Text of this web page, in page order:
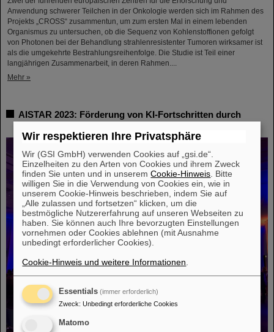
Anwendung schwerer Teilchen in der Onkologie werden sich im Rahmen des
Projekts „CROSS“ zusammentun, um zum ersten Mal in einem lebenden
Organismus zu untersuchen, ob die Sequenz von Kohlenstoffionen gefolgt
von Photonen bei der Behandlung strahlenresistenter Tumoren wirksamer ist
als die umgekehrte Bestrahlungsreihenfolge. Die Studie ist Teil einer
langjährigen Zusammenarbeit, in deren Rahmen....
Mehr »
AISTAR 2023: Förderung von KI-Fortschritten durch
Wir respektieren Ihre Privatsphäre
Wir (GSI GmbH) verwenden Cookies auf „gsi.de“.
Einzelheiten zu den Arten von Cookies und ihrem Zweck
finden Sie unten und in unseremCookie-Hinweis . Bitte
willigen Sie in die Verwendung von Cookies ein, wie in
unserem Cookie-Hinweis beschrieben, indem Sie auf
„Alle zulassen und fortsetzen“ klicken, um die
bestmögliche Nutzererfahrung auf unseren Webseiten zu
haben. Sie können auch Ihre bevorzugten Einstellungen
vornehmen oder Cookies ablehnen (mit Ausnahme
unbedingt erforderlicher Cookies).
Cookie-Hinweis und weitere Informationen
Essentials (immer erforderlich)
Zweck: Unbedingt erforderliche Cookies
Matomo